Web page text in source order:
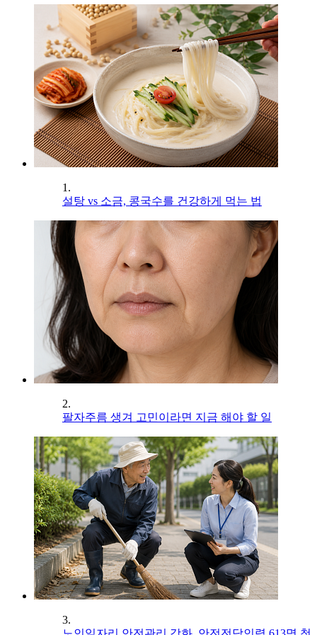
1.
설탕 vs 소금, 콩국수를 건강하게 먹는 법
2.
팔자주름 생겨 고민이라면 지금 해야 할 일
3.